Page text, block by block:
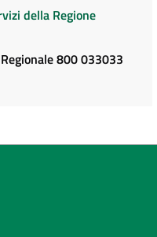
della Regione
800 033033